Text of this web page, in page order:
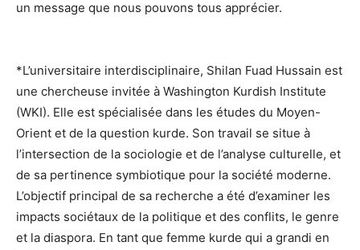
un message que nous pouvons tous apprécier.
*L’universitaire interdisciplinaire, Shilan Fuad Hussain est
une chercheuse invitée à Washington Kurdish Institute
(WKI). Elle est spécialisée dans les études du Moyen-
Orient et de la question kurde. Son travail se situe à
l’intersection de la sociologie et de l’analyse culturelle, et
de sa pertinence symbiotique pour la société moderne.
L’objectif principal de sa recherche a été d’examiner les
impacts sociétaux de la politique et des conflits, le genre
et la diaspora. En tant que femme kurde qui a grandi en